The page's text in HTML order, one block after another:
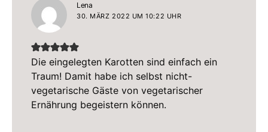
Lena
30. MÄRZ 2022 UM 10:22 UHR
Die eingelegten Karotten sind einfach ein
Traum! Damit habe ich selbst nicht-
vegetarische Gäste von vegetarischer
Ernährung begeistern können.